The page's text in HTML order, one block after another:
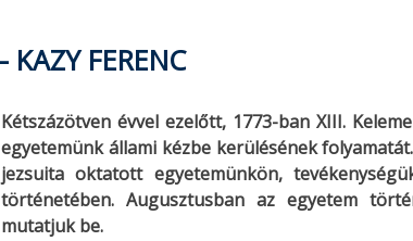
KAZY FERENC
Kétszázötven évvel ezelőtt, 1773-ban XIII.
egyetemünk állami kézbe kerülésének
jezsuita oktatott egyetemünkön,
történetében. Augusztusban az egyetem
mutatjuk be.